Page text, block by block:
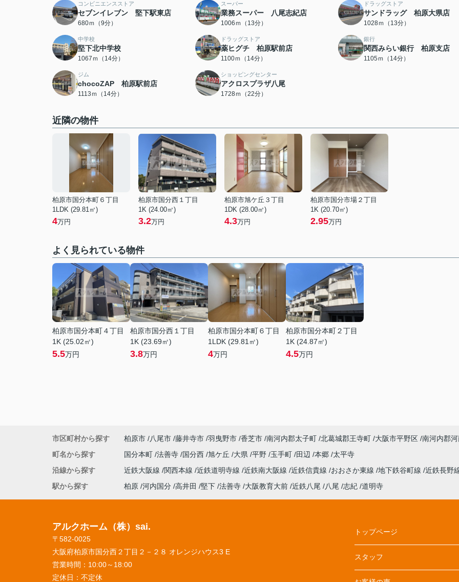
コンビニエンスストア
セブンイレブン 堅下駅東店
680ｍ（9分）
スーパー
業務スーパー 八尾志紀店
1006ｍ（13分）
ドラッグストア
サンドラッグ 柏原大県店
1028ｍ（13分）
中学校
堅下北中学校
1067ｍ（14分）
ドラッグストア
薬ヒグチ 柏原駅前店
1100ｍ（14分）
銀行
関西みらい銀行 柏原支店
1105ｍ（14分）
ジム
chocoZAP 柏原駅前店
1113ｍ（14分）
ショッピングセンター
アクロスプラザ八尾
1728ｍ（22分）
近隣の物件
柏原市国分本町６丁目
1LDK (29.81㎡)
4万円
柏原市国分西１丁目
1K (24.00㎡)
3.2万円
柏原市旭ケ丘３丁目
1DK (28.00㎡)
4.3万円
柏原市国分市場２丁目
1K (20.70㎡)
2.95万円
よく見られている物件
柏原市国分本町４丁目
1K (25.02㎡)
5.5万円
柏原市国分西１丁目
1K (23.69㎡)
3.8万円
柏原市国分本町６丁目
1LDK (29.81㎡)
4万円
柏原市国分本町２丁目
1K (24.87㎡)
4.5万円
市区町村から探す 柏原市 八尾市 藤井寺市 羽曳野市 香芝市 南河内郡太子町 北葛城郡王寺町 大阪市平野区 南河内郡
町名から探す
国分本町 法善寺 国分西 旭ケ丘 大県 平野 玉手町 田辺 本郷 太平寺
沿線から探す
近鉄大阪線 関西本線 近鉄道明寺線 近鉄南大阪線 近鉄信貴線 おおさか東線 地下鉄谷町線 近鉄長野
駅から探す
柏原 河内国分 高井田 堅下 法善寺 大阪教育大前 近鉄八尾 八尾 志紀 道明寺
アルクホーム（株）sai.
〒582-0025
大阪府柏原市国分西２丁目２－２８ オレンジハウス3 E
営業時間： 10:00～18:00
定休日： 不定休
トップページ
スタッフ